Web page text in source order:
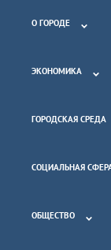
О ГОРОДЕ
ЭКОНОМИКА
ГОРОДСКАЯ СРЕДА
СОЦИАЛЬНАЯ
ОБЩЕСТВО